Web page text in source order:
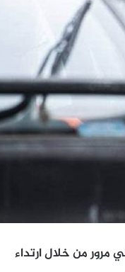
من خلال ارتداء